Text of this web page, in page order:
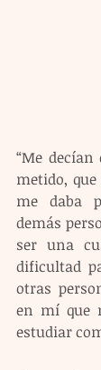
“Me
metido,
me daba
demás
ser una
dificultad
otras
en mí que
estudiar